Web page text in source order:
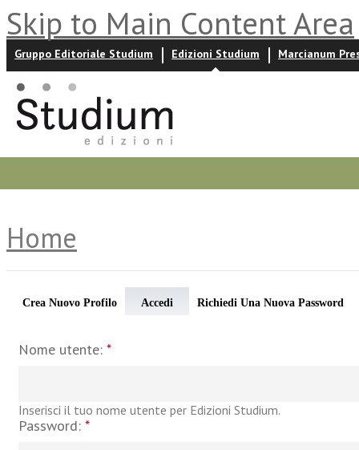
Skip to Main Content Area
Gruppo Editoriale Studium Edizioni Studium Marcianum
Home
Crea Nuovo Profilo Accedi Richiedi Una Nuova Password
Nome utente: *
Inserisci il tuo nome utente per Edizioni Studium.
Password: *